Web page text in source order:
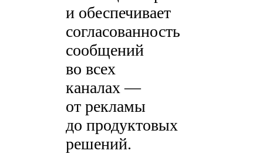
и обеспечивает
согласованность
сообщений
во всех
каналах —
от рекламы
до продуктовых
решений.